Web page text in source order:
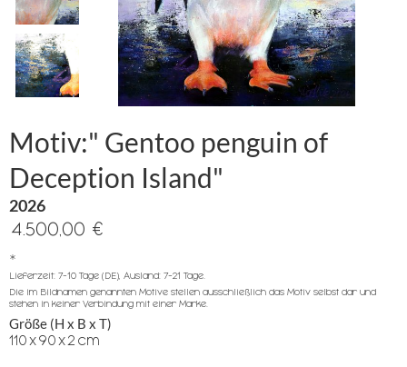
Motiv:" Gentoo penguin of
Deception Island"
2026
4.500,00 €
*
Lieferzeit: 7-10 Tage (DE), Ausland: 7-21 Tage.
Die im Bildnamen genannten Motive stellen ausschließlich das Motiv selbst dar und
stehen in keiner Verbindung mit einer Marke.
Größe (H x B x T)
110x90x2 cm